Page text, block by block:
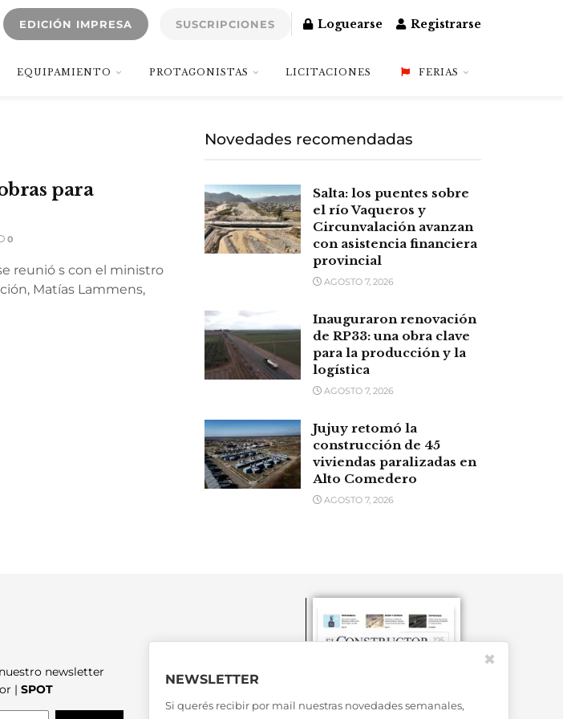
EDICIÓN IMPRESA SUSCRIPCIONES Loguearse Registrarse
EQUIPAMIENTO PROTAGONISTAS LICITACIONES FERIAS
para
0
reunió s con el ministro
Matías Lammens,
Novedades recomendadas
Salta: los puentes sobre
el río Vaqueros y
Circunvalación avanzan
con asistencia financiera
provincial
AGOSTO 7, 2026
Inauguraron renovación
de RP33: una obra clave
para la producción y la
logística
AGOSTO 7, 2026
Jujuy retomó la
construcción de 45
viviendas paralizadas en
Alto Comedero
AGOSTO 7, 2026
newsletter
| SPOT
NEWSLETTER
Si querés recibir por mail nuestras novedades semanales,
✖